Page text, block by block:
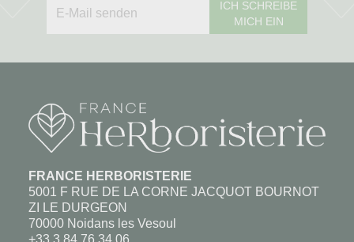
ICH SCHREIBE
MICH EIN
FRANCE HERBORISTERIE
5001 F RUE DE LA CORNE JACQUOT BOURNOT
ZI LE DURGEON
70000 Noidans les Vesoul
+33 3 84 76 34 06